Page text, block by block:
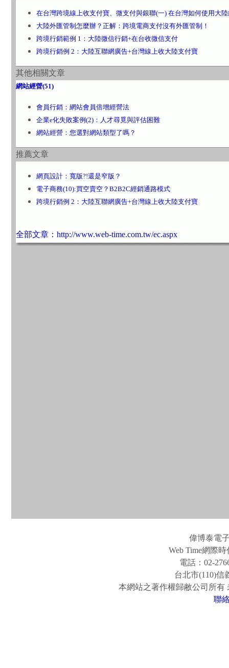
在台灣跨境線上收支付寶、微支付與銀聯(一) 在台灣如何使用大
大陸外匯管制怎麼辦？正解：跨境電商支付沒有外匯管制！
跨境行銷範例 1：大陸微信行銷+在台收微信支付
跨境行銷例 2：大陸互聯網廣告+台灣線上收大陸支付寶
其他相關文章
網站經營(51)
會員行銷：網站會員倍增經營法
企業e化失敗案例(2)：人才尋覓與評估困難
網站經營：您選對網站類型了嗎？
推薦文章
網頁設計：寬版?!還是窄版？
電子商務(10):買空賣空？B2B2C經銷通路模式
跨境行銷例 2：大陸互聯網廣告+台灣線上收大陸支付寶
全部文章：http://www.web-time.com.tw/ec.aspx
偉博泰電
Web Time網際
電話：02-
台北市(110)信
本網站之著作權歸敝公司所有
聯